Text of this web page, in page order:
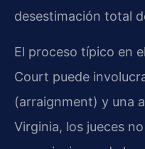
desestimación total
El proceso típico en
Court puede
(arraignment) y una
Virginia, los jueces